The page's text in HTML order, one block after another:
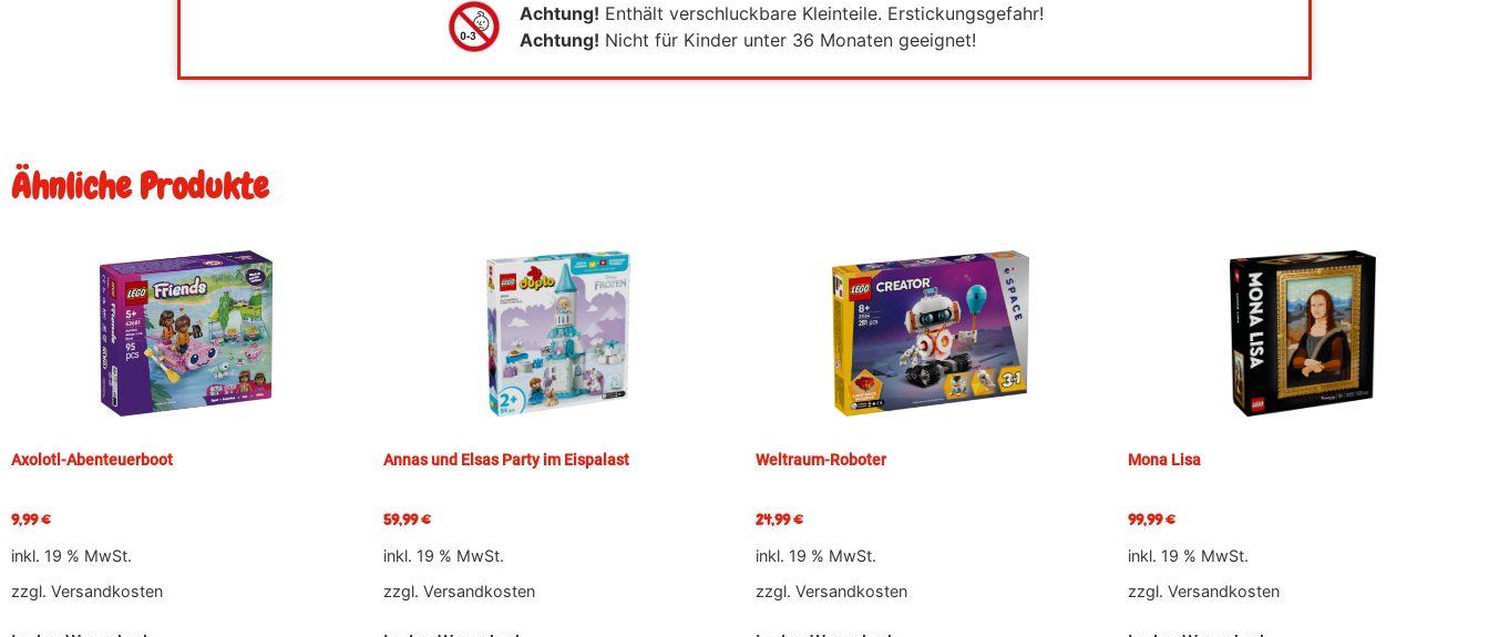
Achtung! Enthält verschluckbare Kleinteile. Erstickungsgefahr!
Achtung! Nicht für Kinder unter 36 Monaten geeignet!
Ähnliche Produkte
Axolotl-Abenteuerboot
9,99€
inkl. 19 % MwSt.
zzgl. Versandkosten
Annas und Elsas Party im Eispalast
59,99€
inkl. 19 % MwSt.
zzgl. Versandkosten
Weltraum-Roboter
24,99€
inkl. 19 % MwSt.
zzgl. Versandkosten
Mona Lisa
99,99€
inkl. 19 % MwSt.
zzgl. Versandkosten